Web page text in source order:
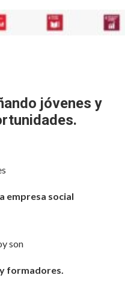
jóvenes y
empresa social
son
formadores.